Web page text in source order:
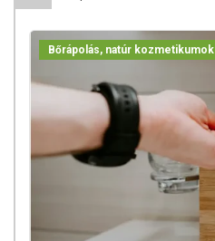
Bőrápolás, natúr kozmetikumok